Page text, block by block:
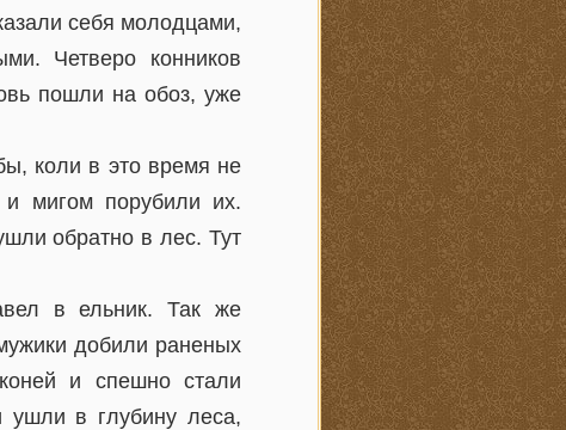
себя молодцами,
Четверо конников
пошли на обоз, уже
коли в это время не
мигом порубили их.
обратно в лес. Тут
в ельник. Так же
добили раненых
и спешно стали
ушли в глубину леса,